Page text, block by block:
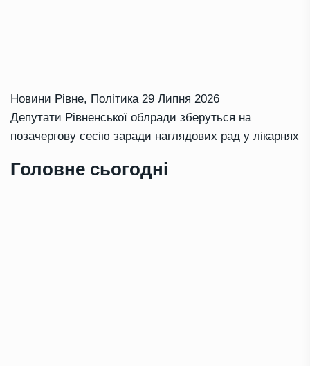
Новини Рівне, Політика 29 Липня 2026
Депутати Рівненської облради зберуться на
позачергову сесію заради наглядових рад у лікарнях
Головне сьогодні